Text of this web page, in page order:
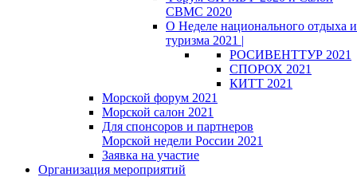
СВМС 2020
О Неделе национального отдыха и
туризма 2021 |
РОСИВЕНТТУР 2021
СПОРОХ 2021
КИТТ 2021
Морской форум 2021
Морской салон 2021
Для спонсоров и партнеров
Морской недели России 2021
Заявка на участие
Организация мероприятий